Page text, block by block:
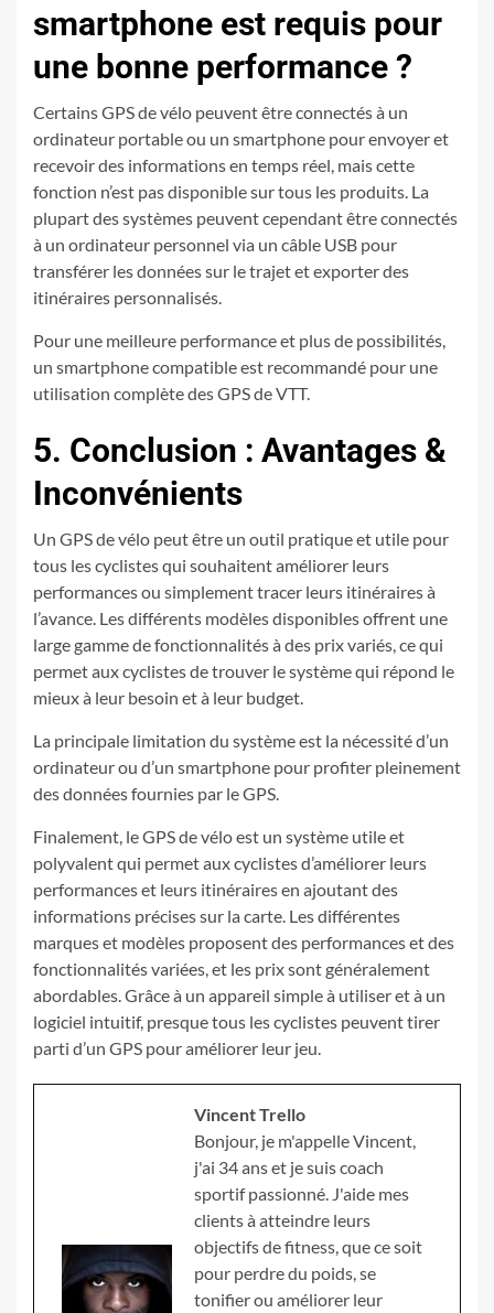
smartphone est requis pour
une bonne performance ?
Certains GPS de vélo peuvent être connectés à un
ordinateur portable ou un smartphone pour envoyer et
recevoir des informations en temps réel, mais cette
fonction n’est pas disponible sur tous les produits. La
plupart des systèmes peuvent cependant être connectés
à un ordinateur personnel via un câble USB pour
transférer les données sur le trajet et exporter des
itinéraires personnalisés.
Pour une meilleure performance et plus de possibilités,
un smartphone compatible est recommandé pour une
utilisation complète des GPS de VTT.
5. Conclusion : Avantages &
Inconvénients
Un GPS de vélo peut être un outil pratique et utile pour
tous les cyclistes qui souhaitent améliorer leurs
performances ou simplement tracer leurs itinéraires à
l’avance. Les différents modèles disponibles offrent une
large gamme de fonctionnalités à des prix variés, ce qui
permet aux cyclistes de trouver le système qui répond le
mieux à leur besoin et à leur budget.
La principale limitation du système est la nécessité d’un
ordinateur ou d’un smartphone pour profiter pleinement
des données fournies par le GPS.
Finalement, le GPS de vélo est un système utile et
polyvalent qui permet aux cyclistes d’améliorer leurs
performances et leurs itinéraires en ajoutant des
informations précises sur la carte. Les différentes
marques et modèles proposent des performances et des
fonctionnalités variées, et les prix sont généralement
abordables. Grâce à un appareil simple à utiliser et à un
logiciel intuitif, presque tous les cyclistes peuvent tirer
parti d’un GPS pour améliorer leur jeu.
Vincent Trello
Bonjour, je m'appelle Vincent,
j'ai 34 ans et je suis coach
sportif passionné. J'aide mes
clients à atteindre leurs
objectifs de fitness, que ce soit
pour perdre du poids, se
tonifier ou améliorer leur